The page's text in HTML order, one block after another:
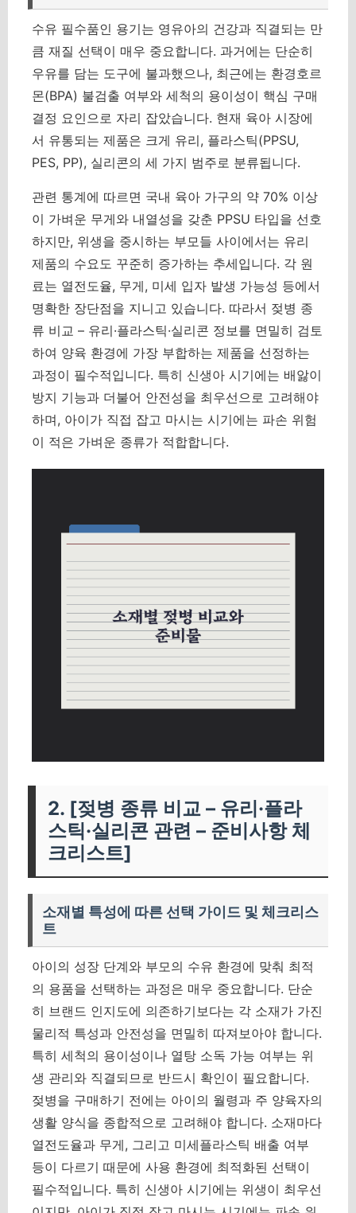
수유 필수품인 용기는 영유아의 건강과 직결되는 만
큼 재질 선택이 매우 중요합니다. 과거에는 단순히
우유를 담는 도구에 불과했으나, 최근에는 환경호르
몬(BPA) 불검출 여부와 세척의 용이성이 핵심 구매
결정 요인으로 자리 잡았습니다. 현재 육아 시장에
서 유통되는 제품은 크게 유리, 플라스틱(PPSU,
PES, PP), 실리콘의 세 가지 범주로 분류됩니다.
관련 통계에 따르면 국내 육아 가구의 약 70% 이상
이 가벼운 무게와 내열성을 갖춘 PPSU 타입을 선호
하지만, 위생을 중시하는 부모들 사이에서는 유리
제품의 수요도 꾸준히 증가하는 추세입니다. 각 원
료는 열전도율, 무게, 미세 입자 발생 가능성 등에서
명확한 장단점을 지니고 있습니다. 따라서 젖병 종
류 비교 – 유리·플라스틱·실리콘 정보를 면밀히 검토
하여 양육 환경에 가장 부합하는 제품을 선정하는
과정이 필수적입니다. 특히 신생아 시기에는 배앓이
방지 기능과 더불어 안전성을 최우선으로 고려해야
하며, 아이가 직접 잡고 마시는 시기에는 파손 위험
이 적은 가벼운 종류가 적합합니다.
2. [젖병 종류 비교 – 유리·플라
스틱·실리콘 관련 – 준비사항 체
크리스트]
소재별 특성에 따른 선택 가이드 및 체크리스
트
아이의 성장 단계와 부모의 수유 환경에 맞춰 최적
의 용품을 선택하는 과정은 매우 중요합니다. 단순
히 브랜드 인지도에 의존하기보다는 각 소재가 가진
물리적 특성과 안전성을 면밀히 따져보아야 합니다.
특히 세척의 용이성이나 열탕 소독 가능 여부는 위
생 관리와 직결되므로 반드시 확인이 필요합니다.
젖병을 구매하기 전에는 아이의 월령과 주 양육자의
생활 양식을 종합적으로 고려해야 합니다. 소재마다
열전도율과 무게, 그리고 미세플라스틱 배출 여부
등이 다르기 때문에 사용 환경에 최적화된 선택이
필수적입니다. 특히 신생아 시기에는 위생이 최우선